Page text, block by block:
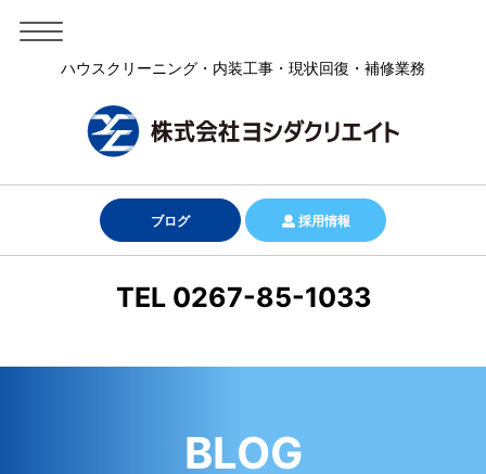
ハウスクリーニング・内装工事・現状回復・補修業務
ブログ 採用情報
TEL 0267-85-1033
BLOG